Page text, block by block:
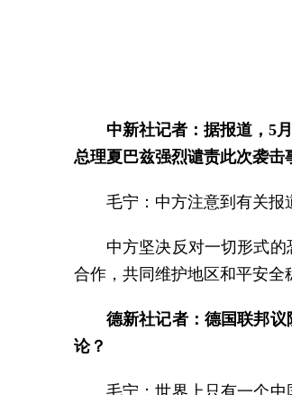
中新社记者：据报道，5
总理夏巴兹强烈谴责此次袭击
毛宁：中方注意到有关报
中方坚决反对一切形式
合作，共同维护地区和平安全
德新社记者：德国联邦
论？
毛宁：世界上只有一个